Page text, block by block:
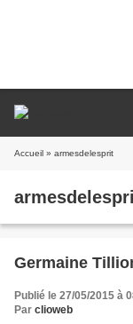
Accueil » armesdelesprit
Germaine
Publié le 27/05/2015 à
Par clioweb